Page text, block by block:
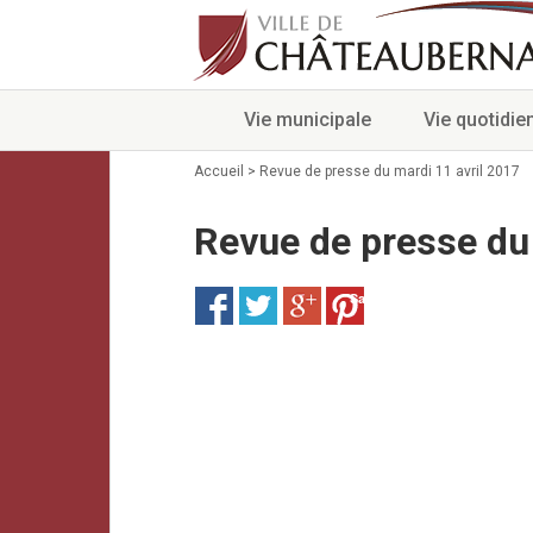
Vie municipale Vie
Accueil > Revue de presse du mardi 11 avril 2017
Revue de presse
Save